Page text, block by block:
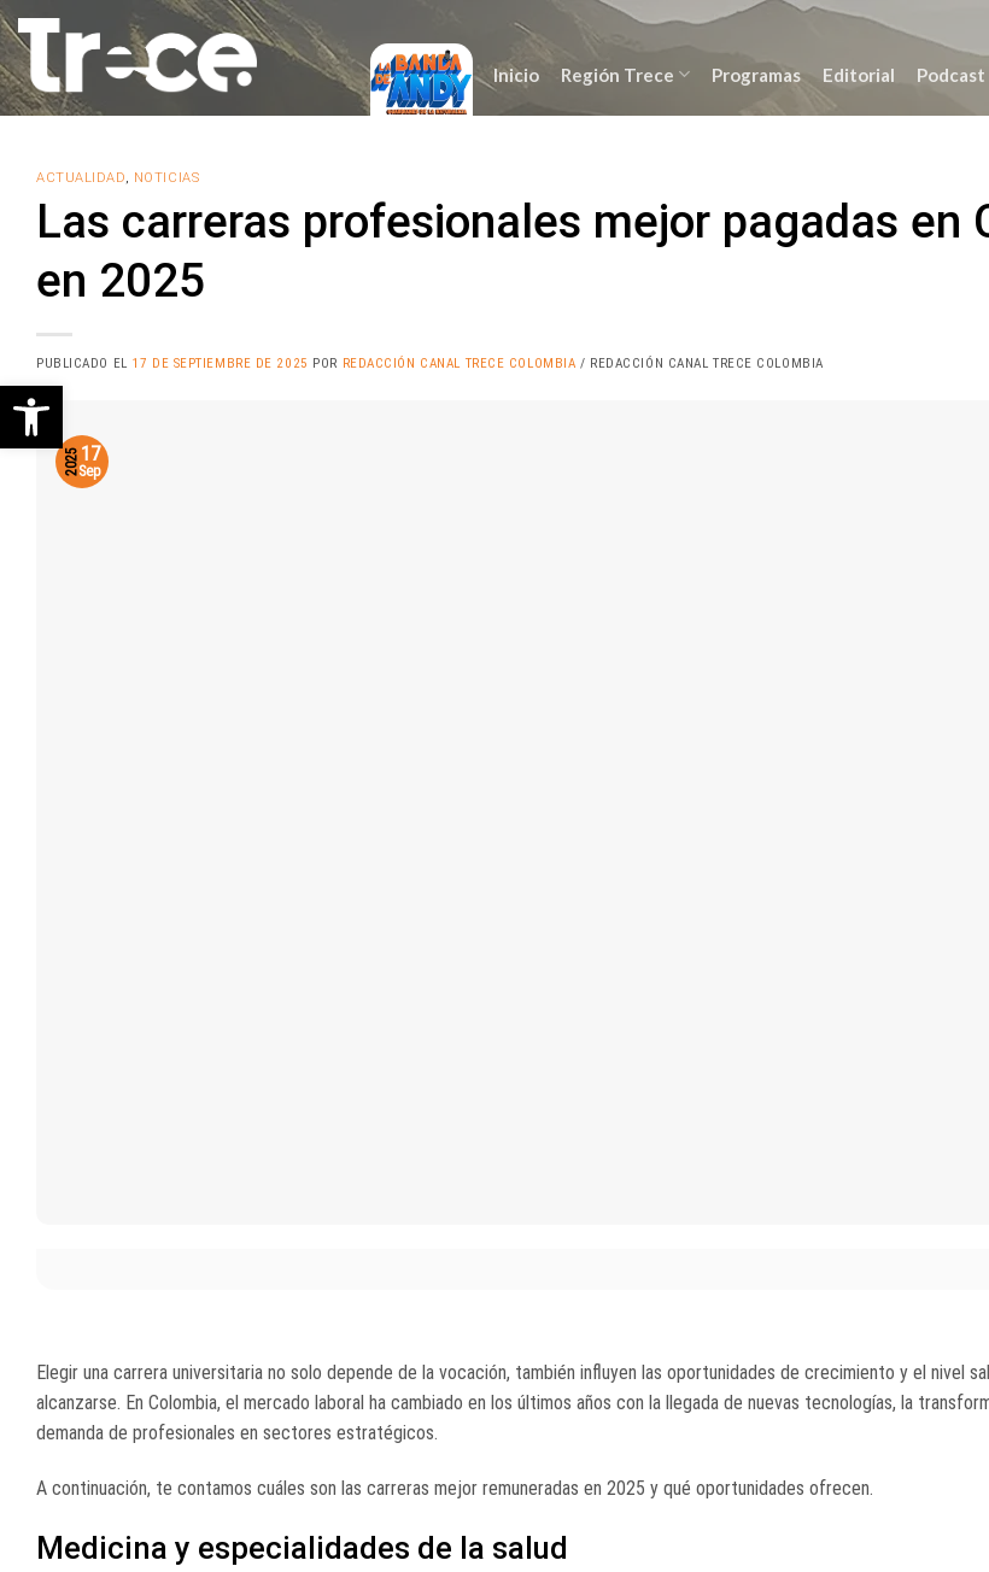
Saltar
al
contenido
Inicio Región Trece Programas Editorial Podcast
ACTUALIDAD, NOTICIAS
Las carreras profesionales mejor pagadas en
en 2025
PUBLICADO EL 17 DE SEPTIEMBRE DE 2025 POR REDACCIÓN CANAL TRECE COLOMBIA / REDACCIÓN CANAL TRECE COLOMBIA
17
Sep
2025
Elegir una carrera universitaria no solo depende de la vocación, también influyen las oportunidades de crecimiento y el nivel
alcanzarse. En Colombia, el mercado laboral ha cambiado en los últimos años con la llegada de nuevas tecnologías, la
demanda de profesionales en sectores estratégicos.
A continuación, te contamos cuáles son las carreras mejor remuneradas en 2025 y qué oportunidades ofrecen.
Medicina y especialidades de la salud
Abrir barra de herramientas